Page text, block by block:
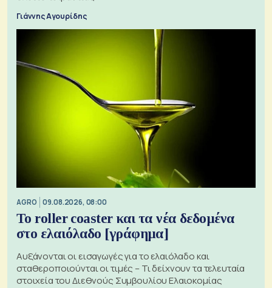
Γιάννης Αγουρίδης
AGRO 09.08.2026, 08:00
Το roller coaster και τα νέα δεδομένα
στο ελαιόλαδο [γράφημα]
Αυξάνονται οι εισαγωγές για το ελαιόλαδο και
σταθεροποιούνται οι τιμές – Τι δείχνουν τα τελευταία
στοιχεία του Διεθνούς Συμβουλίου Ελαιοκομίας